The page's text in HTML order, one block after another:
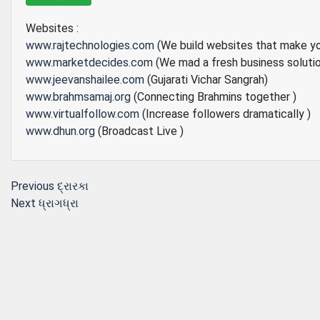
Websites :
www.rajtechnologies.com (We build websites that make
www.marketdecides.com (We mad a fresh business
www.jeevanshailee.com (Gujarati Vichar Sangrah)
www.brahmsamaj.org (Connecting Brahmins together )
www.virtualfollow.com (Increase followers dramatically )
www.dhun.org (Broadcast Live )
Post
navigation
Previous Previous
post:
દ્રારકા
Next Next
ધ્રાગધ્રા